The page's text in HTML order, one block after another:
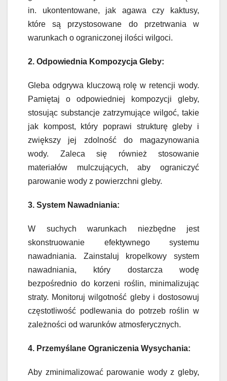
in. ukontentowane, jak agawa czy kaktusy,
które są przystosowane do przetrwania w
warunkach o ograniczonej ilości wilgoci.
2. Odpowiednia Kompozycja Gleby:
Gleba odgrywa kluczową rolę w retencji wody.
Pamiętaj o odpowiedniej kompozycji gleby,
stosując substancje zatrzymujące wilgoć, takie
jak kompost, który poprawi strukturę gleby i
zwiększy jej zdolność do magazynowania
wody. Zaleca się również stosowanie
materiałów mulczujących, aby ograniczyć
parowanie wody z powierzchni gleby.
3. System Nawadniania:
W suchych warunkach niezbędne jest
skonstruowanie efektywnego systemu
nawadniania. Zainstaluj kropelkowy system
nawadniania, który dostarcza wodę
bezpośrednio do korzeni roślin, minimalizując
straty. Monitoruj wilgotność gleby i dostosowuj
częstotliwość podlewania do potrzeb roślin w
zależności od warunków atmosferycznych.
4. Przemyślane Ograniczenia Wysychania:
Aby zminimalizować parowanie wody z gleby,